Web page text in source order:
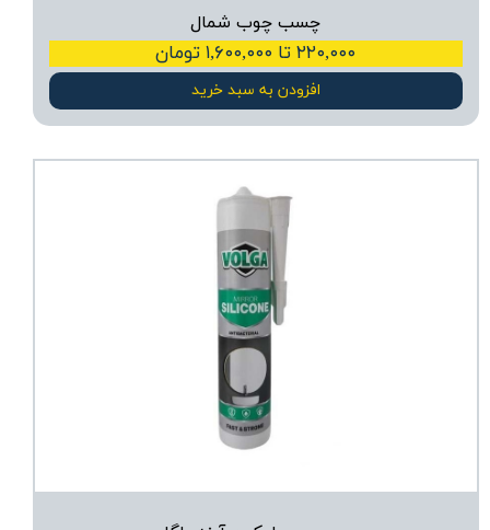
چسب چوب شمال
۲۲۰,۰۰۰ تا ۱,۶۰۰,۰۰۰ تومان
افزودن به سبد خرید